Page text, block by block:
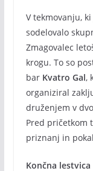
V tekmovanju,
sodelovalo
Zmagovalec
krogu. To so
bar Kvatro Gal,
organiziral
druženjem v
Pred pričetkom
priznanj in
Končna lestvica